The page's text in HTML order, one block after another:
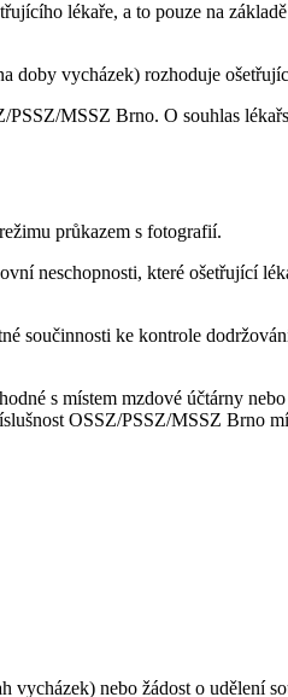
lékaře, a to pouze na
doby vycházek) rozhoduje
MSSZ Brno. O souhlas
průkazem s fotografií.
neschopnosti, které ošetřující
součinnosti ke kontrole
s místem mzdové účtárny
OSSZ/PSSZ/MSSZ Brno
nebo žádost o udělení